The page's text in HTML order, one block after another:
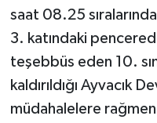
saat 08.25
3. katındaki
teşebbüs eden 10.
kaldırıldığı Ayvacık
müdahalelere rağmen